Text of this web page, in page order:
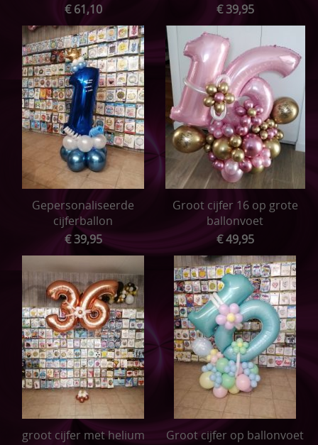
€ 61,10
€ 39,95
Gepersonaliseerde
cijferballon
€ 39,95
Groot cijfer 16 op grote
ballonvoet
€ 49,95
groot cijfer met helium
Groot cijfer op ballonvoet